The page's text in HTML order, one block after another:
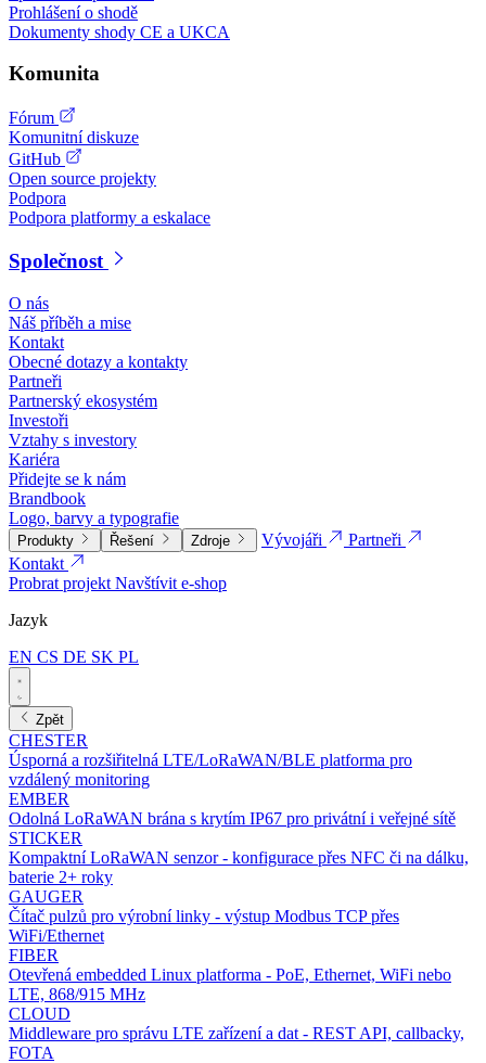
Prohlášení o shodě
Dokumenty shody CE a UKCA
Komunita
Fórum
Komunitní diskuze
GitHub
Open source projekty
Podpora
Podpora platformy a eskalace
Společnost
O nás
Náš příběh a mise
Kontakt
Obecné dotazy a kontakty
Partneři
Partnerský ekosystém
Investoři
Vztahy s investory
Kariéra
Přidejte se k nám
Brandbook
Logo, barvy a typografie
Produkty Řešení Zdroje Vývojáři
Partneři
Kontakt
Probrat projektNavštívit e-shop
Jazyk
EN CS DE SK PL
Zpět
CHESTER
Úsporná a rozšiřitelná LTE/LoRaWAN/BLE platforma pro
vzdálený monitoring
EMBER
Odolná LoRaWAN brána s krytím IP67 pro privátní i veřejné sítě
STICKER
Kompaktní LoRaWAN senzor - konfigurace přes NFC či na dálku,
baterie 2+ roky
GAUGER
Čítač pulzů pro výrobní linky - výstup Modbus TCP přes
WiFi/Ethernet
FIBER
Otevřená embedded Linux platforma - PoE, Ethernet, WiFi nebo
LTE, 868/915 MHz
CLOUD
Middleware pro správu LTE zařízení a dat - REST API, callbacky,
FOTA